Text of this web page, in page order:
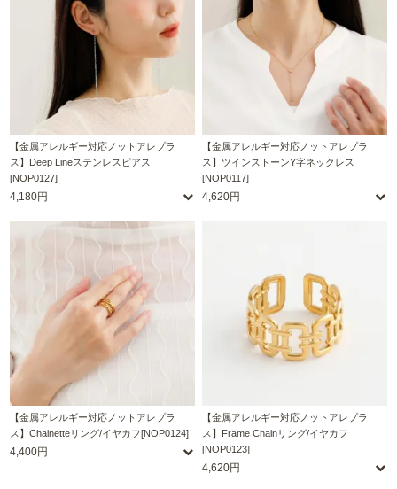
【金属アレルギー対応ノットアレプラ
ス】Deep Lineステンレスピアス
[NOP0127]
4,180円
【金属アレルギー対応ノットアレプラ
ス】ツインストーンY字ネックレス
[NOP0117]
4,620円
【金属アレルギー対応ノットアレプラ
ス】Chainetteリング/イヤカフ[NOP0124]
4,400円
【金属アレルギー対応ノットアレプラ
ス】Frame Chainリング/イヤカフ
[NOP0123]
4,620円